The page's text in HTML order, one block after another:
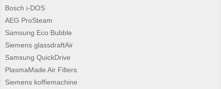
Bosch i-DOS
AEG ProSteam
Samsung Eco Bubble
Siemens glassdraftAir
Samsung QuickDrive
PlasmaMade Air Filters
Siemens koffiemachine